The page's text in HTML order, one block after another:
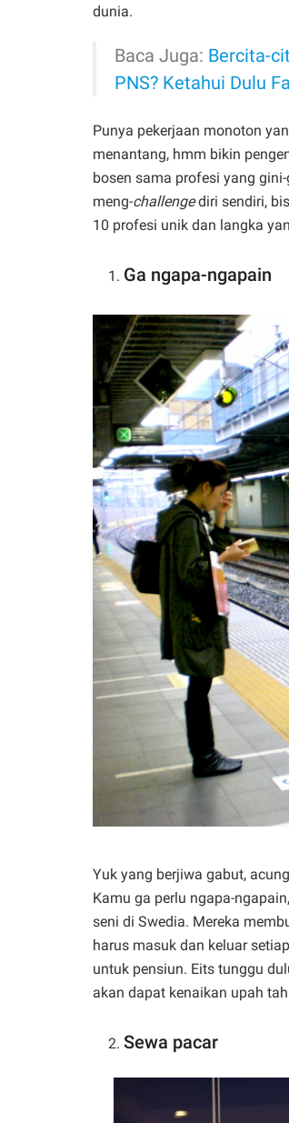
dunia.
Baca Juga: Bercita-
PNS? Ketahui Dulu
Punya pekerjaan monoton
menantang, hmm bikin
bosen sama profesi yang
meng-challengediri sendiri,
10 profesi unik dan langka
Ga ngapa-ngapain
Yuk yang berjiwa gabut,
Kamu ga perlu ngapa-
seni di Swedia. Mereka
harus masuk dan keluar
untuk pensiun. Eits tunggu
akan dapat kenaikan upah
Sewa pacar